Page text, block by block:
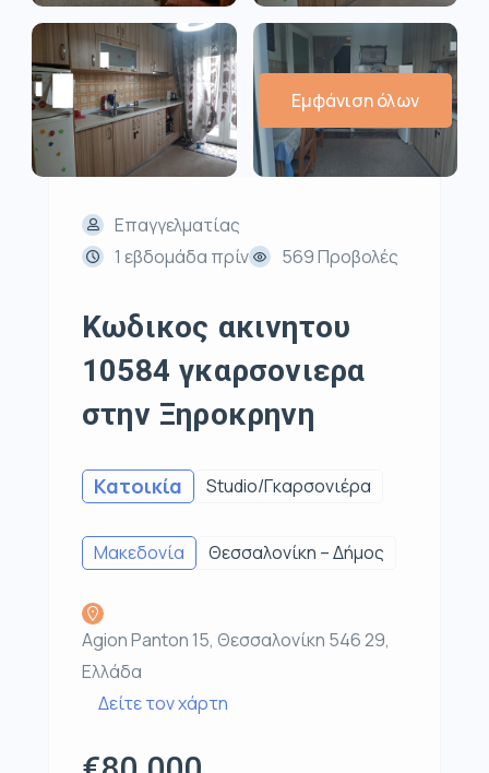
Εμφάνιση όλων
Επαγγελματίας
1 εβδομάδα πρίν
569 Προβολές
Κωδικος ακινητου
10584 γκαρσονιερα
στην Ξηροκρηνη
Κατοικία Studio/Γκαρσονιέρα
Μακεδονία Θεσσαλονίκη – Δήμος
Agion Panton 15, Θεσσαλονίκη 546 29,
Ελλάδα
Δείτε τον χάρτη